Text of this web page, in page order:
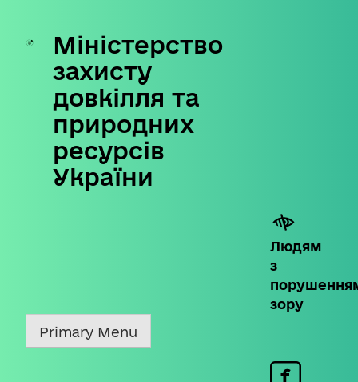
Skip
content
Міністерство
захисту
довкілля та
природних
ресурсів
України
Людям
з
зору
Primary Menu